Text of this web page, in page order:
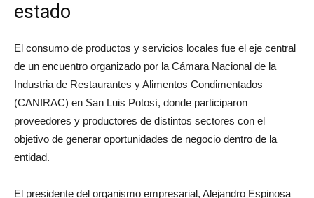
estado
El consumo de productos y servicios locales fue el eje central
de un encuentro organizado por la Cámara Nacional de la
Industria de Restaurantes y Alimentos Condimentados
(CANIRAC) en San Luis Potosí, donde participaron
proveedores y productores de distintos sectores con el
objetivo de generar oportunidades de negocio dentro de la
entidad.
El presidente del organismo empresarial, Alejandro Espinosa